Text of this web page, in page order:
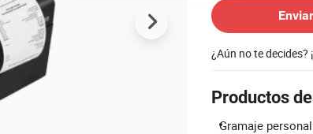
¿Aún no te decides?
Productos
Gramaje